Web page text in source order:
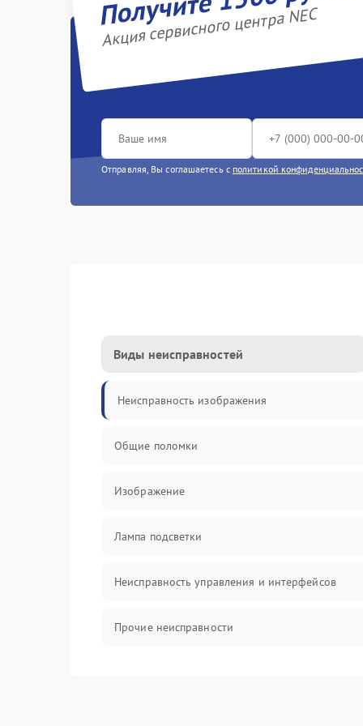
Акция сервисного центра NEC
Отправляя, Вы соглашаетесь с политикой
Виды неисправностей
Неисправность изображения
Общие поломки
Изображение
Лампа подсветки
Неисправность управления и интерфейсов
Прочие неисправности